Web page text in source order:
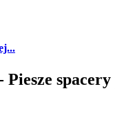
spacery